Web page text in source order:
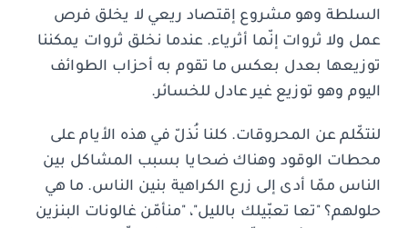
السلطة وهو مشروع إقتصاد ريعي لا يخلق فرص
عمل ولا ثروات إنّما أثرياء. عندما نخلق ثروات يمكننا
توزيعها بعدل بعكس ما تقوم به أحزاب الطوائف
اليوم وهو توزيع غير عادل للخسائر.
لنتكّلم عن المحروقات. كلنا نُذلّ في هذه الأيام على
محطات الوقود وهناك ضحايا بسبب المشاكل بين
الناس ممّا أدى إلى زرع الكراهية بنين الناس. ما هي
حلولهم؟ "تعا تعبّيلك بالليل"، "منأمّن غالونات البنزين